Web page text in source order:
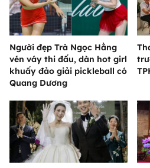
Người đẹp Trà Ngọc Hằng
vén váy thi đấu, dàn hot girl
khuấy đảo giải pickleball có
Quang Dương